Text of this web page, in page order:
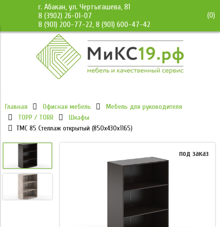
г. Абакан, ул. Чертыгашева, 81
8 (3902) 26-01-07
8 (901) 200-77-22, 8 (901) 600-47-42
(0)
Главная Офисная мебель
Мебель для руководителя
ТОРР / TORR
Шкафы
TMC 85 Стеллаж открытый (850х430х1165)
под заказ